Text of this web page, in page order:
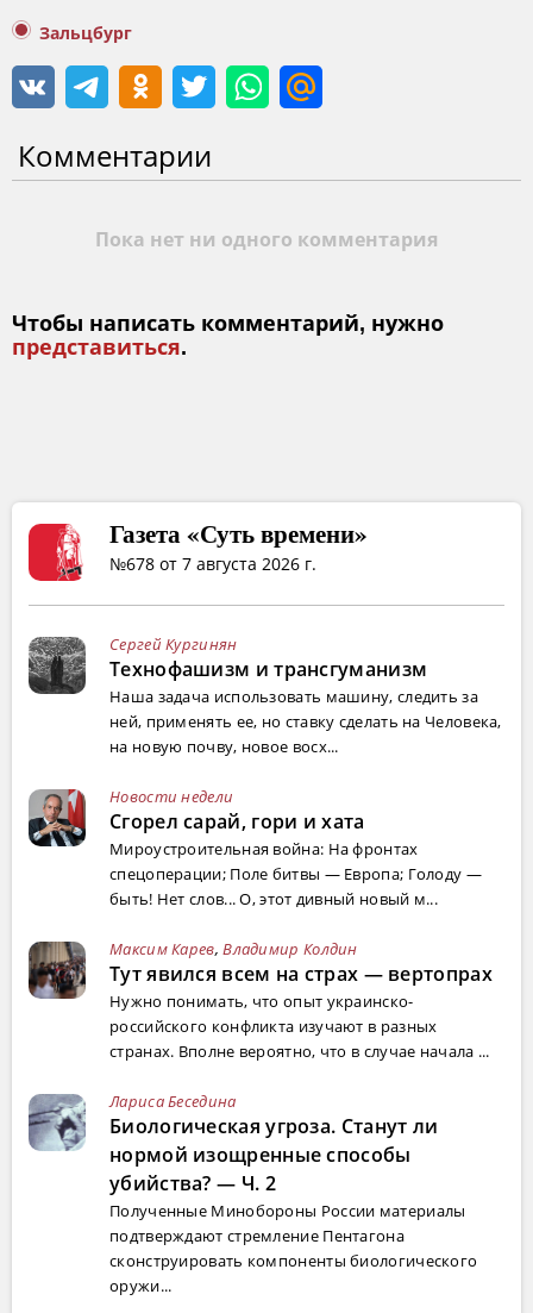
Зальцбург
Комментарии
Пока нет ни одного комментария
Чтобы написать комментарий, нужно
представиться.
Газета «Суть времени»
№678 от 7 августа 2026 г.
Сергей Кургинян
Технофашизм и трансгуманизм
Наша задача использовать машину, следить за
ней, применять ее, но ставку сделать на Человека,
на новую почву, новое восх...
Новости недели
Сгорел сарай, гори и хата
Мироустроительная война: На фронтах
спецоперации; Поле битвы — Европа; Голоду —
быть! Нет слов... О, этот дивный новый м...
Максим Карев,Владимир Колдин
Тут явился всем на страх — вертопрах
Нужно понимать, что опыт украинско-
российского конфликта изучают в разных
странах. Вполне вероятно, что в случае начала ...
Лариса Беседина
Биологическая угроза. Станут ли
нормой изощренные способы
убийства? — Ч. 2
Полученные Минобороны России материалы
подтверждают стремление Пентагона
сконструировать компоненты биологического
оружи...